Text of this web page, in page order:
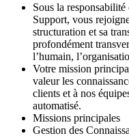
Sous la
Support, vous
structuration et sa
profondément
l’humain,
Votre mission
valeur les
clients et à nos
automatisé.
Missions principales
Gestion des